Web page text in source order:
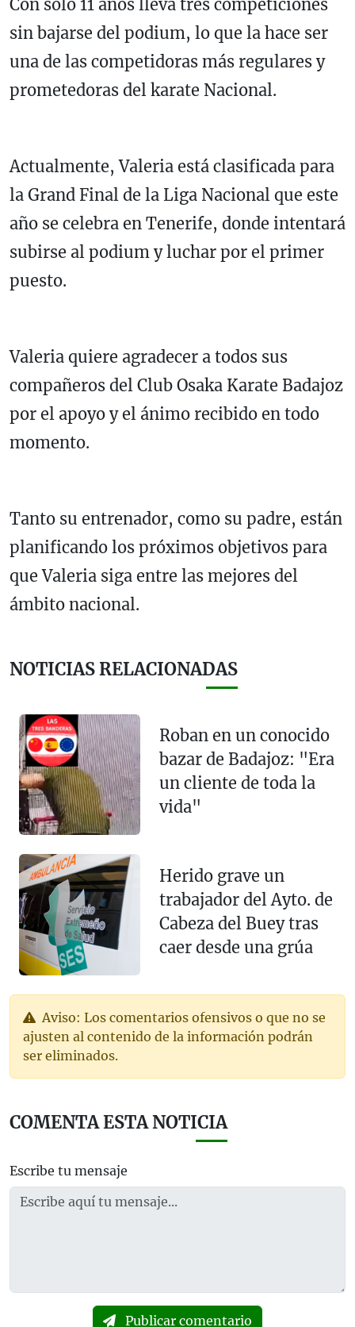
Con solo 11 años lleva tres competiciones
sin bajarse del podium, lo que la hace ser
una de las competidoras más regulares y
prometedoras del karate Nacional.
Actualmente, Valeria está clasificada para
la Grand Final de la Liga Nacional que este
año se celebra en Tenerife, donde intentará
subirse al podium y luchar por el primer
puesto.
Valeria quiere agradecer a todos sus
compañeros del Club Osaka Karate Badajoz
por el apoyo y el ánimo recibido en todo
momento.
Tanto su entrenador, como su padre, están
planificando los próximos objetivos para
que Valeria siga entre las mejores del
ámbito nacional.
NOTICIAS RELACIONADAS
Roban en un conocido
bazar de Badajoz: "Era
un cliente de toda la
vida"
Herido grave un
trabajador del Ayto. de
Cabeza del Buey tras
caer desde una grúa
Aviso: Los comentarios ofensivos o que no se
ajusten al contenido de la información podrán
ser eliminados.
COMENTA ESTA NOTICIA
Escribe tu mensaje
Publicar comentario